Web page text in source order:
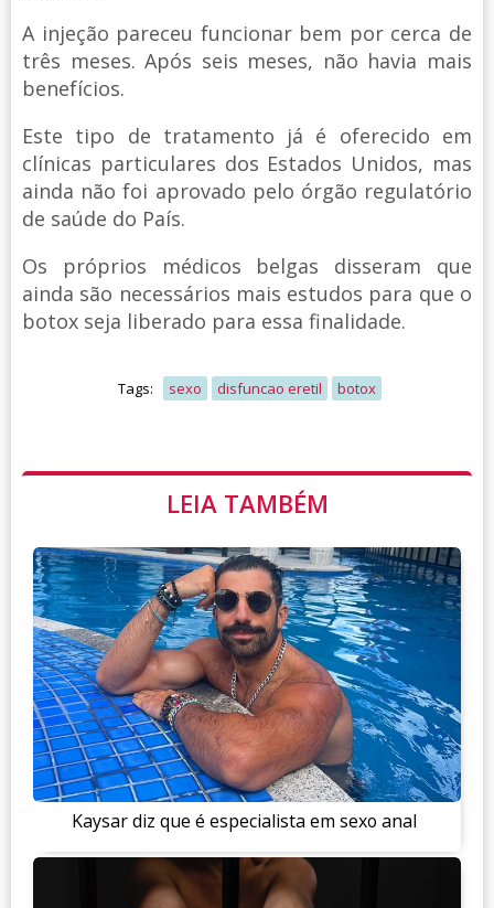
A injeção pareceu funcionar bem por cerca de
três meses. Após seis meses, não havia mais
benefícios.
Este tipo de tratamento já é oferecido em
clínicas particulares dos Estados Unidos, mas
ainda não foi aprovado pelo órgão regulatório
de saúde do País.
Os próprios médicos belgas disseram que
ainda são necessários mais estudos para que o
botox seja liberado para essa finalidade.
Tags: sexo disfuncao eretil botox
LEIA TAMBÉM
Kaysar diz que é especialista em sexo anal